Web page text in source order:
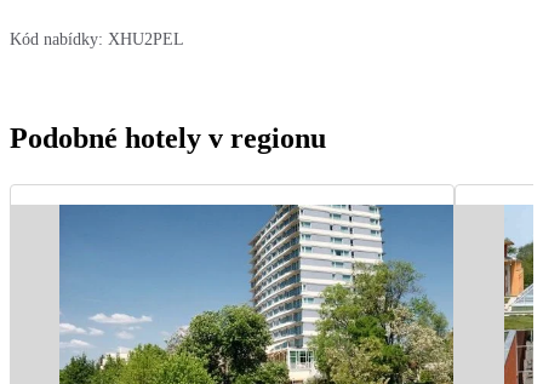
Kód nabídky: XHU2PEL
Podobné hotely v regionu